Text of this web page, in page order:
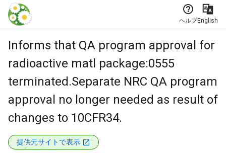
本文に飛ぶ
ヘルプEnglish
Informs that QA program approval for
radioactive matl package:0555
terminated.Separate NRC QA program
approval no longer needed as result of
changes to 10CFR34.
提供元サイトで表示